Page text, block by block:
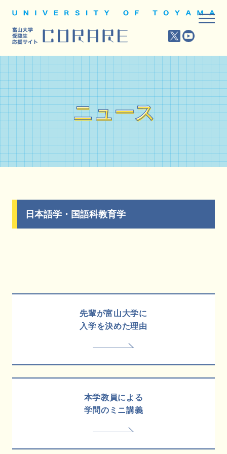
ニュース
ニュース
日本語学・国語科教育学
先輩が富山大学に
入学を決めた理由
本学教員による
学問のミニ講義